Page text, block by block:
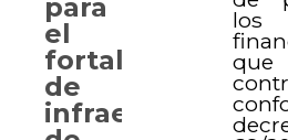
los
que
para
el
fortalecimiento
de
infraestructura